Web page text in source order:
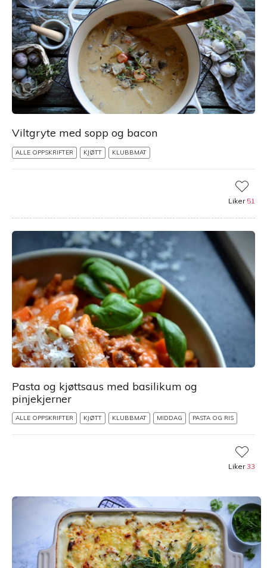
Viltgryte med sopp og bacon
ALLE OPPSKRIFTER KJØTT KLUBBMAT
Liker 51
Pasta og kjøttsaus med basilikum og
pinjekjerner
ALLE OPPSKRIFTER KJØTT KLUBBMAT MIDDAG PASTA OG RIS
Liker33